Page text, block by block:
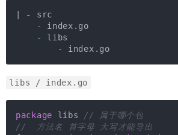
    -
    -
        -
index.go
libs / index.go
package libs
// 属于哪个包
//  方法名 首字母 大写才能导出